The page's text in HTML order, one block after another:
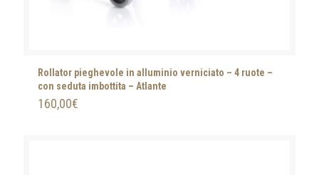
Rollator pieghevole in alluminio verniciato – 4 ruote –
con seduta imbottita – Atlante
160,00€